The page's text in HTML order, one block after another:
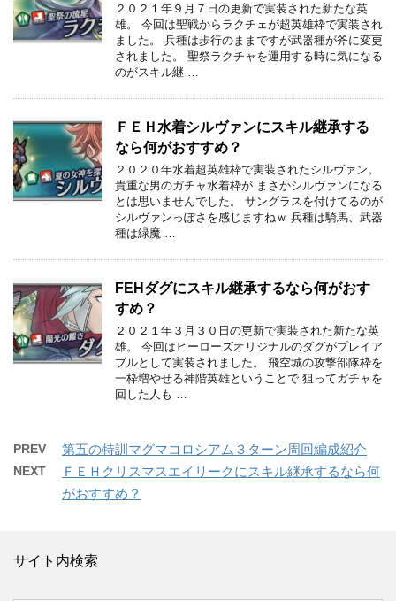
２０２１年９月７日の更新で実装された新たな英
雄。 今回は聖戦からラクチェが超英雄枠で実装され
ました。 兵種は歩行のままですが武器種が斧に変更
されました。 聖祭ラクチャを運用する時に気になる
のがスキル継 …
ＦＥＨ水着シルヴァンにスキル継承する
なら何がおすすめ？
２０２０年水着超英雄枠で実装されたシルヴァン。
貴重な男のガチャ水着枠が まさかシルヴァンになる
とは思いませんでした。 サングラスを付けてるのが
シルヴァンっぽさを感じますねｗ 兵種は騎馬、武器
種は緑魔 …
FEHダグにスキル継承するなら何がおす
すめ？
２０２１年３月３０日の更新で実装された新たな英
雄。 今回はヒーローズオリジナルのダグがプレイア
ブルとして実装されました。 飛空城の攻撃部隊枠を
一枠増やせる神階英雄ということで 狙ってガチャを
回した人も …
PREV 第五の特訓マグマコロシアム３ターン周回編成紹介
NEXT
ＦＥＨクリスマスエイリークにスキル継承するなら何
がおすすめ？
サイト内検索